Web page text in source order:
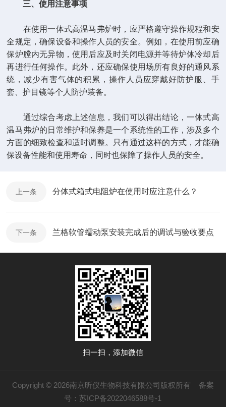
三、使用注意事项
在使用一体式高温马弗炉时，应严格遵守操作规程和安
全规定，确保设备和操作人员的安全。例如，在使用前应确
保炉膛内无异物，使用后应及时关闭电源并等待炉体冷却后
再进行任何操作。此外，还应确保使用场所有良好的通风系
统，减少有害气体的积累，操作人员应穿戴好防护服、手
套、护目镜等个人防护装备。
通过综合考虑上述信息，我们可以得出结论，一体式高
温马弗炉的日常维护和保养是一个系统性的工作，涉及多个
方面的细致检查和适时调整。只有通过这样的方式，才能确
保设备性能和使用寿命，同时也保障了操作人员的安全。
上一条 分体式箱式电阻炉在使用时应注意什么？
下一条 兰格软管蠕动泵安装完成后的调试与验收要点
扫一扫，添加微信
Copyright © 2026南京昕仪生物科技有限公司版权所有 备案
号：苏ICP备2022046588号-1